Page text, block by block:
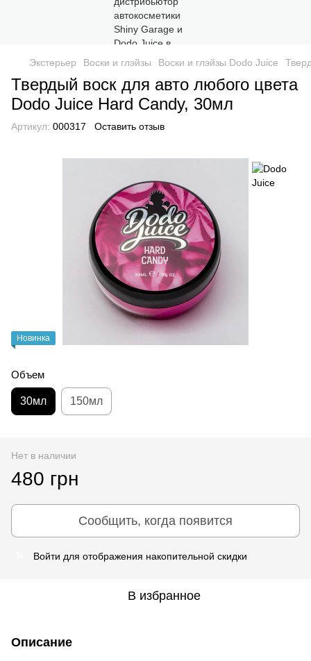
Экстерьер Воски и глэйзы Воски и глэйзы Dodo Juice
Твердый воск для авто любого цвета
Dodo Juice Hard Candy, 30мл
Артикул: 000317 Оставить отзыв
Новинка
Объем
30мл 150мл
Нет в наличии
480 грн
Сообщить, когда появится
Войти для отображения накопительной скидки
В избранное
Описание